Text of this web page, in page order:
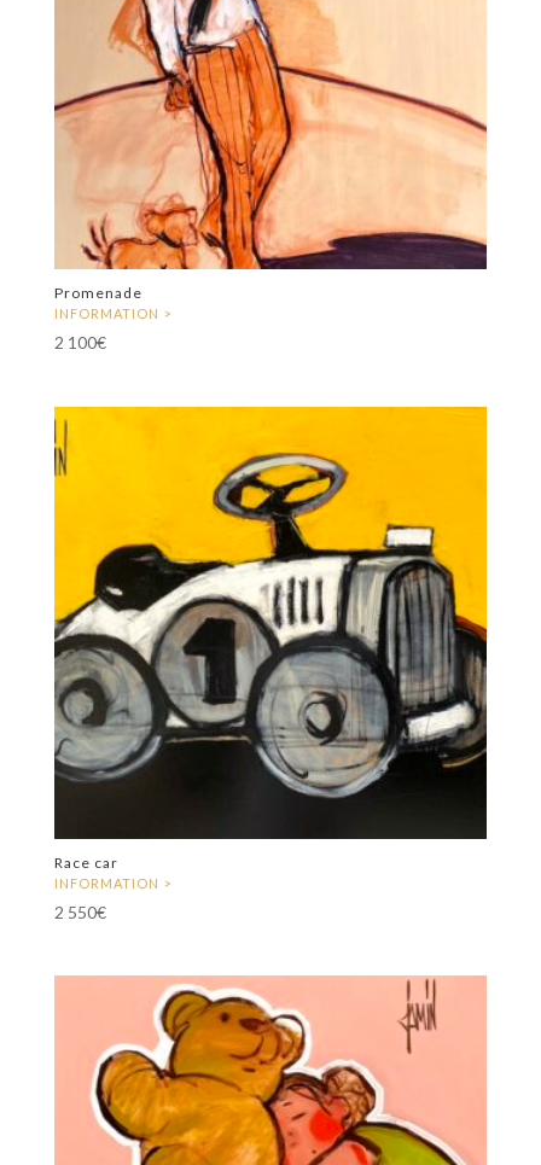
Promenade
2 100€
Race car
2 550€